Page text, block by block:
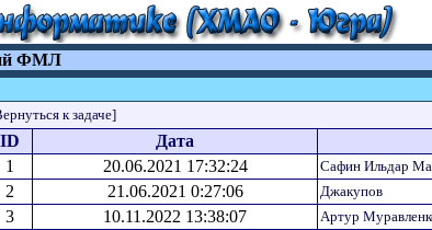
ФМЛ
к задаче]
ID Дата
1
20.06.2021 17:32:24 Сафин Ильдар
2
21.06.2021 0:27:06 Джакупов
3
10.11.2022 13:38:07 Артур